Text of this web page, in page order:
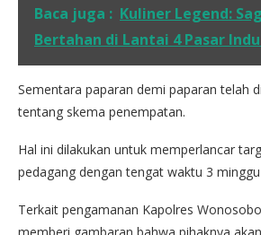
Baca juga : Kuliner Legend:
Bertahan di Lantai 4 Pasar
Sementara paparan demi paparan telah
tentang skema penempatan.
Hal ini dilakukan untuk memperlancar
pedagang dengan tengat waktu 3
Terkait pengamanan Kapolres
memberi gambaran bahwa pihaknya